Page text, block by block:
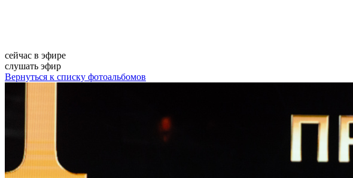
сейчас в эфире
слушать эфир
Вернуться к списку фотоальбомов